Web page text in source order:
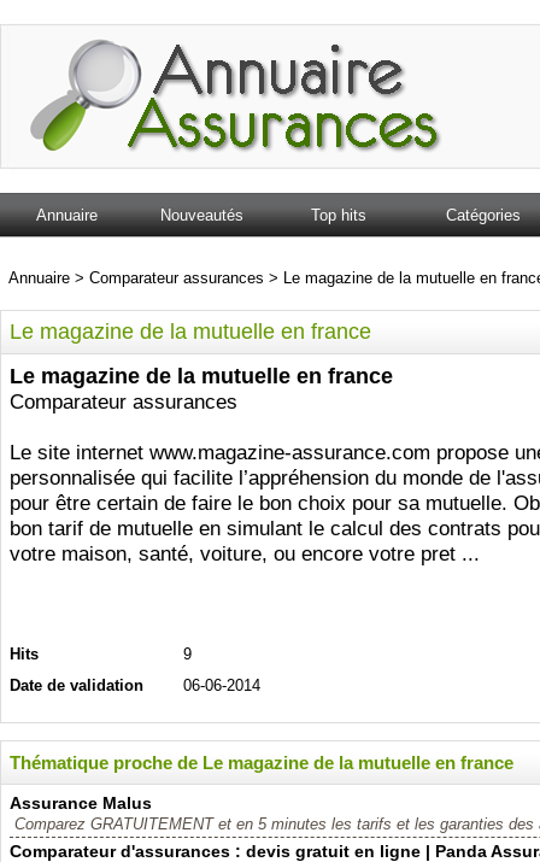
Annuaire Nouveautés Top hits Catégories
Annuaire > Comparateur assurances > Le magazine de la mutuelle en
Le magazine de la mutuelle en france
Le magazine de la mutuelle en france
Comparateur assurances
Le site internet www.magazine-assurance.com propose
personnalisée qui facilite l’appréhension du monde de
pour être certain de faire le bon choix pour sa mutuelle.
bon tarif de mutuelle en simulant le calcul des contrats
votre maison, santé, voiture, ou encore votre pret ...
Hits
9
Date de validation
06-06-2014
Thématique proche de Le magazine de la mutuelle en france
Assurance Malus
Comparez GRATUITEMENT et en 5 minutes les tarifs et les garanties
Comparateur d'assurances : devis gratuit en ligne | Panda